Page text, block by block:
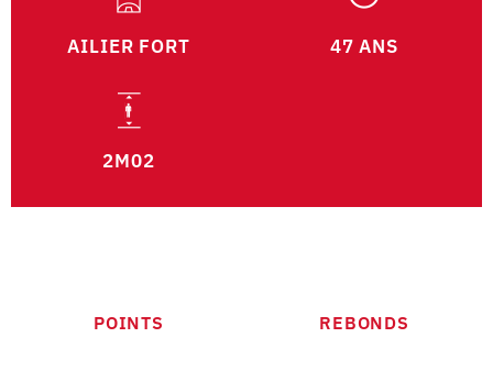
AILIER FORT 47 ANS
2M02
POINTS REBONDS